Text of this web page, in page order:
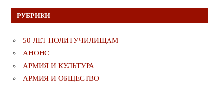
РУБРИКИ
50 ЛЕТ ПОЛИТУЧИЛИЩАМ
АНОНС
АРМИЯ И КУЛЬТУРА
АРМИЯ И ОБЩЕСТВО